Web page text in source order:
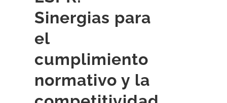
Sinergias para
el
cumplimiento
normativo y la